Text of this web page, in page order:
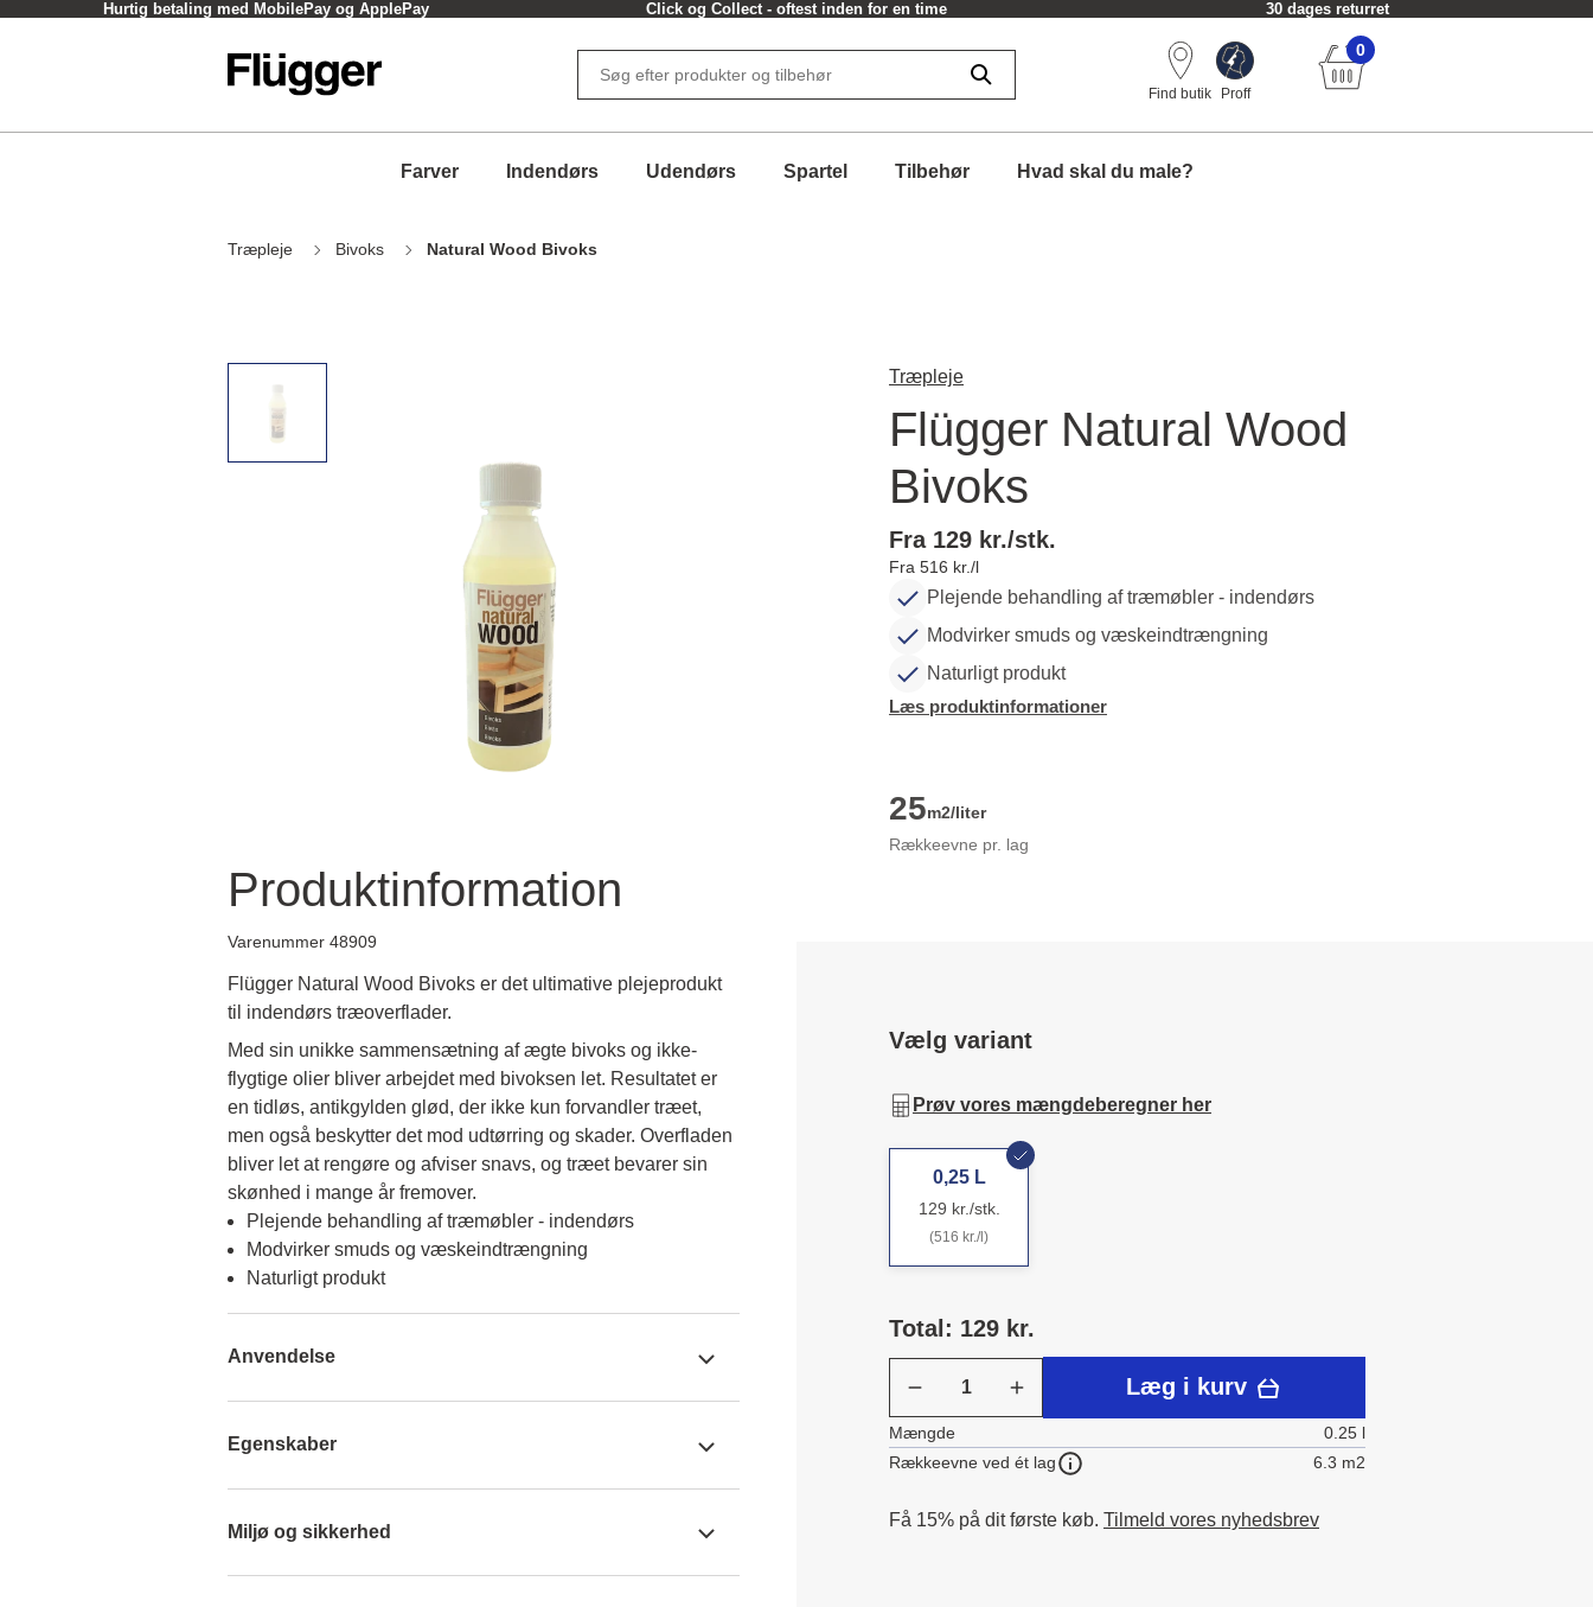
Hurtig betaling med MobilePay og ApplePay Click og Collect - oftest inden for en time 30 dages returret
Find butik Proff
0
Farver Indendørs Udendørs Spartel Tilbehør Hvad skal du male?
Træpleje Bivoks Natural Wood Bivoks
Produktinformation
Varenummer 48909
Flügger Natural Wood Bivoks er det ultimative plejeprodukt
til indendørs træoverflader.
Med sin unikke sammensætning af ægte bivoks og ikke-
flygtige olier bliver arbejdet med bivoksen let. Resultatet er
en tidløs, antikgylden glød, der ikke kun forvandler træet,
men også beskytter det mod udtørring og skader. Overfladen
bliver let at rengøre og afviser snavs, og træet bevarer sin
skønhed i mange år fremover.
Plejende behandling af træmøbler - indendørs
Modvirker smuds og væskeindtrængning
Naturligt produkt
Anvendelse
Egenskaber
Miljø og sikkerhed
Træpleje
Flügger Natural Wood
Bivoks
Fra 129 kr./stk.
Fra 516 kr./l
Plejende behandling af træmøbler - indendørs
Modvirker smuds og væskeindtrængning
Naturligt produkt
Læs produktinformationer
25m2/liter
Rækkeevne pr. lag
Vælg variant
Prøv vores mængdeberegner her
0,25 L
129 kr./stk.
(516 kr./l)
Total: 129 kr.
Læg i kurv
Mængde
0.25 l
Rækkeevne ved ét lag
6.3 m2
Få 15% på dit første køb. Tilmeld vores nyhedsbrev